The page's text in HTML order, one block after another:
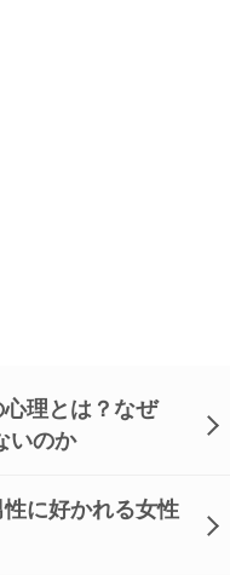
理とは？なぜ
いのか
に好かれる女性